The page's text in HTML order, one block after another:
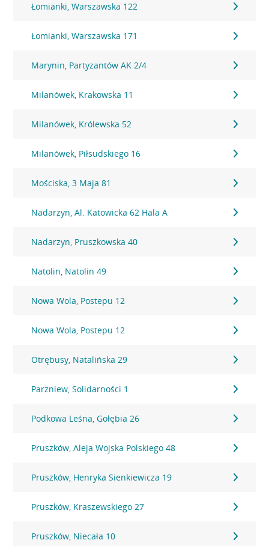
Łomianki, Warszawska 122
Łomianki, Warszawska 171
Marynin, Partyzantów AK 2/4
Milanówek, Krakowska 11
Milanówek, Królewska 52
Milanówek, Piłsudskiego 16
Mościska, 3 Maja 81
Nadarzyn, Al. Katowicka 62 Hala A
Nadarzyn, Pruszkowska 40
Natolin, Natolin 49
Nowa Wola, Postepu 12
Nowa Wola, Postepu 12
Otrębusy, Natalińska 29
Parzniew, Solidarności 1
Podkowa Leśna, Gołębia 26
Pruszków, Aleja Wojska Polskiego 48
Pruszków, Henryka Sienkiewicza 19
Pruszków, Kraszewskiego 27
Pruszków, Niecała 10